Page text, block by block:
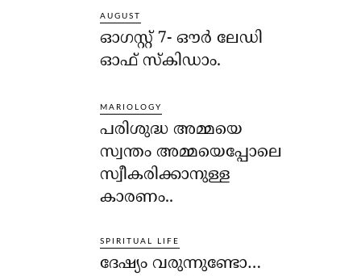
AUGUST
ഓഗസ്റ്റ് 7- ഔര്‍ ലേഡി
ഓഫ് സ്‌കിഡാം.
MARIOLOGY
പരിശുദ്ധ അമ്മയെ
സ്വന്തം അമ്മയെപ്പോലെ
സ്വീകരിക്കാനുള്ള
കാരണം..
SPIRITUAL LIFE
ദേഷ്യം വരുന്നുണ്ടോ…